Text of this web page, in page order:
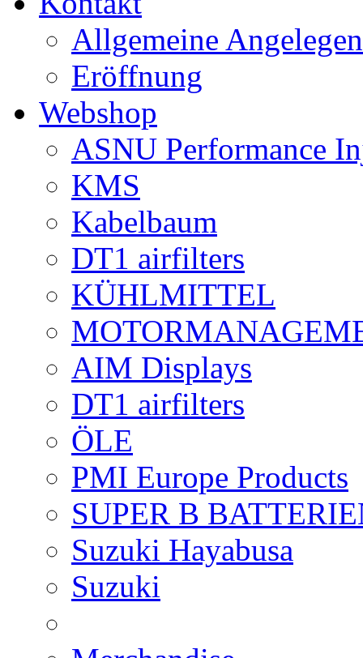
Allgemeine
Eröffnung
Webshop
ASNU Performance
KMS
Kabelbaum
DT1 airfilters
KÜHLMITTEL
AIM Displays
DT1 airfilters
ÖLE
PMI Europe Products
SUPER B
Suzuki Hayabusa
Suzuki